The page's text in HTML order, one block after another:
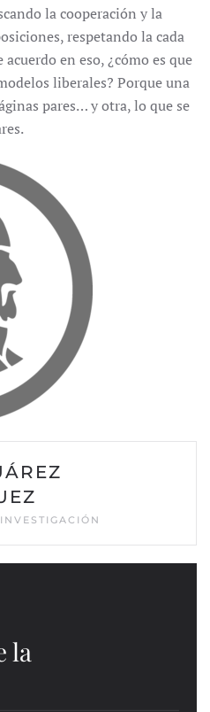
la cooperación y la
respetando la cada
en eso, ¿cómo es que
liberales? Porque una
pares… y otra, lo que se
la